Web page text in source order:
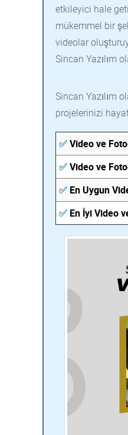
etkileyici hale
mükemmel bir
videolar
Sincan Yazılım
Sincan Yazılım
projelerinizi
✅Video ve
✅Video ve
✅ En Uygun
✅ En İyi Video